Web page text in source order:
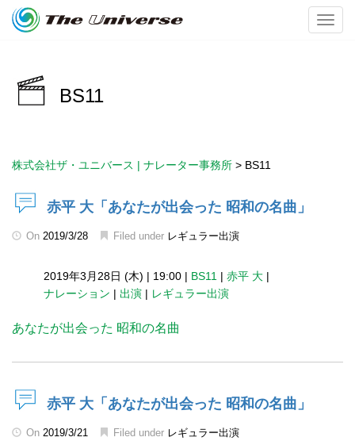
BS11
株式会社ザ・ユニバース | ナレーター事務所 > BS11
赤平 大「あなたが出会った 昭和の名曲」
On 2019/3/28 Filed under レギュラー出演
2019年3月28日 (木) | 19:00 | BS11 | 赤平 大 |
ナレーション | 出演 | レギュラー出演
あなたが出会った 昭和の名曲
赤平 大「あなたが出会った 昭和の名曲」
On 2019/3/21 Filed under レギュラー出演